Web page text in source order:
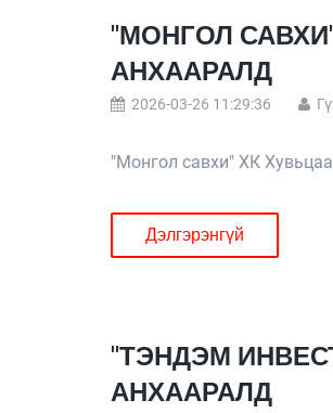
"МОНГОЛ
АНХААРАЛД
2026-03-26 11:29:36
"Монгол савхи" ХК
Дэлгэрэнгүй
"ТЭНДЭМ
АНХААРАЛД